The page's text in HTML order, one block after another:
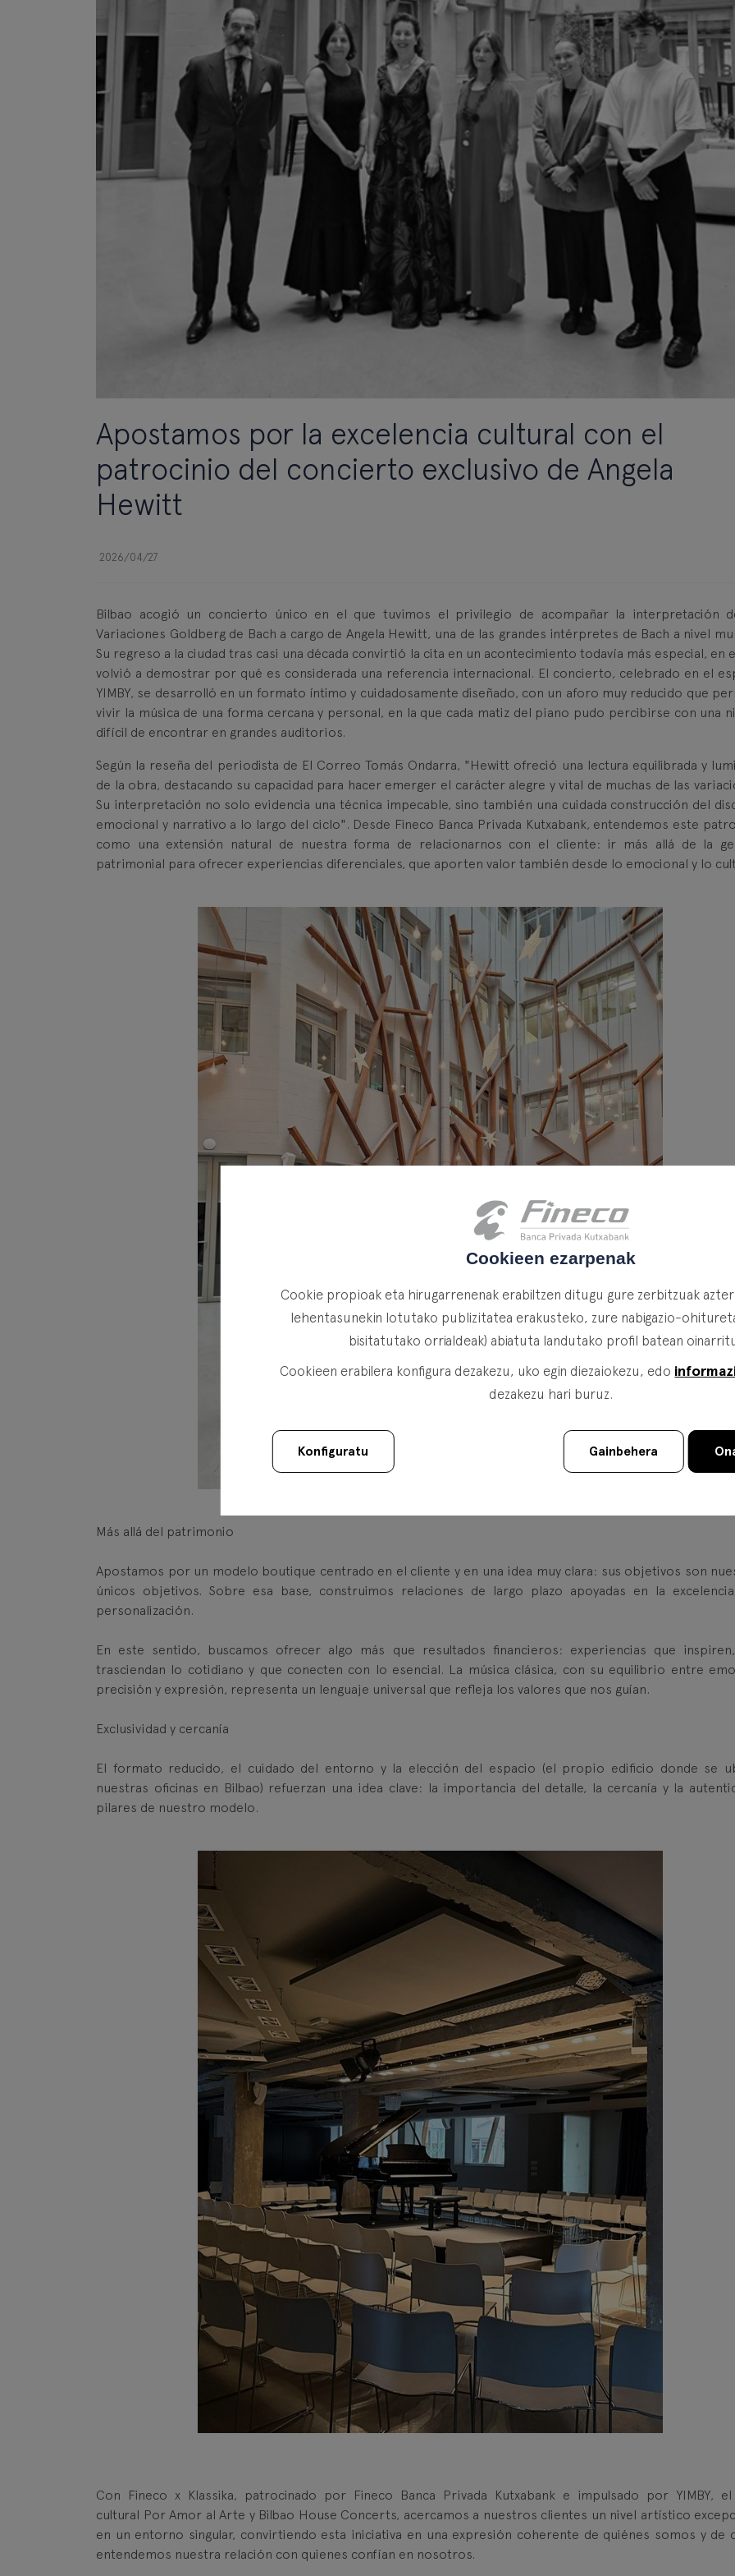
Apostamos por la excelencia cultural con el
patrocinio del concierto exclusivo de Angela
Hewitt
2026/04/27
Bilbao acogió un concierto único en el que tuvimos el privilegio de acompañar la interpretación
Variaciones Goldberg de Bach a cargo de Angela Hewitt, una de las grandes intérpretes de Bach a nivel
Su regreso a la ciudad tras casi una década convirtió la cita en un acontecimiento todavía más especial, en
volvió a demostrar por qué es considerada una referencia internacional. El concierto, celebrado en el
YIMBY, se desarrolló en un formato íntimo y cuidadosamente diseñado, con un aforo muy reducido que
vivir la música de una forma cercana y personal, en la que cada matiz del piano pudo percibirse con una
difícil de encontrar en grandes auditorios.
Según la reseña del periodista de El Correo Tomás Ondarra, "Hewitt ofreció una lectura equilibrada y
de la obra, destacando su capacidad para hacer emerger el carácter alegre y vital de muchas de las
Su interpretación no solo evidencia una técnica impecable, sino también una cuidada construcción del
emocional y narrativo a lo largo del ciclo". Desde Fineco Banca Privada Kutxabank, entendemos este
como una extensión natural de nuestra forma de relacionarnos con el cliente: ir más allá de la
patrimonial para ofrecer experiencias diferenciales, que aporten valor también desde lo emocional y lo
Más allá del patrimonio
Apostamos por un modelo boutique centrado en el cliente y en una idea muy clara: sus objetivos son
únicos objetivos. Sobre esa base, construimos relaciones de largo plazo apoyadas en la
personalización.
En este sentido, buscamos ofrecer algo más que resultados financieros: experiencias que
trasciendan lo cotidiano y que conecten con lo esencial. La música clásica, con su equilibrio entre
precisión y expresión, representa un lenguaje universal que refleja los valores que nos guían.
Exclusividad y cercanía
El formato reducido, el cuidado del entorno y la elección del espacio (el propio edificio donde se
nuestras oficinas en Bilbao) refuerzan una idea clave: la importancia del detalle, la cercanía y la
pilares de nuestro modelo.
Con Fineco x Klassika, patrocinado por Fineco Banca Privada Kutxabank e impulsado por YIMBY,
cultural Por Amor al Arte y Bilbao House Concerts, acercamos a nuestros clientes un nivel artístico
en un entorno singular, convirtiendo esta iniciativa en una expresión coherente de quiénes somos y de
entendemos nuestra relación con quienes confían en nosotros.
Cookieen ezarpenak
Cookie propioak eta hirugarrenenak erabiltzen ditugu gure zerbitzuak
lehentasunekin lotutako publizitatea erakusteko, zure nabigazio-
bisitatutako orrialdeak) abiatuta landutako profil batean
Cookieen erabilera konfigura dezakezu, uko egin diezaiokezu, edo
dezakezu hari buruz.
Konfiguratu Gainbehera